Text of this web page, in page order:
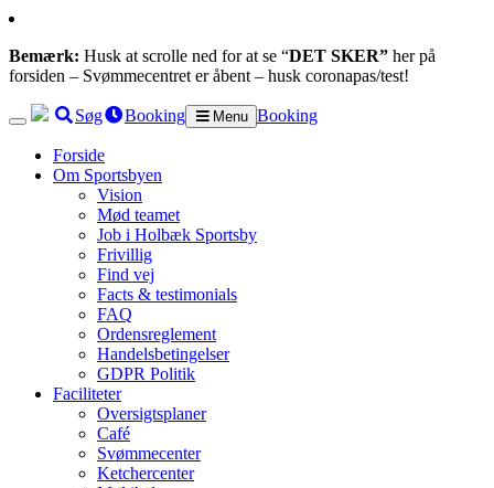
Bemærk: Husk at scrolle ned for at se “DET SKER” her på
forsiden – Svømmecentret er åbent – husk coronapas/test!
Søg Booking Menu Booking
Forside
Om Sportsbyen
Vision
Mød teamet
Job i Holbæk Sportsby
Frivillig
Find vej
Facts & testimonials
FAQ
Ordensreglement
Handelsbetingelser
GDPR Politik
Faciliteter
Oversigtsplaner
Café
Svømmecenter
Ketchercenter